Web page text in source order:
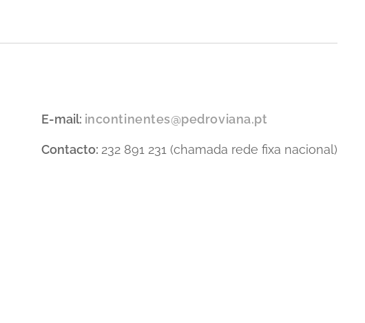
E-mail: incontinentes@pedroviana.pt
Contacto: 232 891 231 (chamada rede fixa nacional)